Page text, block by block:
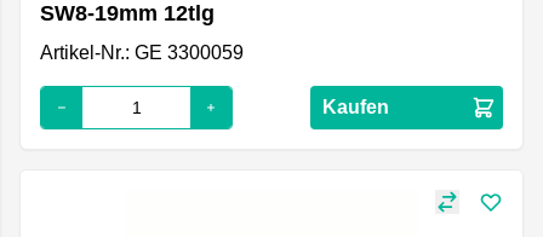
SW8-19mm 12tlg
Artikel-Nr.: GE 3300059
Kaufen